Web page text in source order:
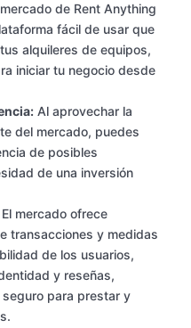
mercado de Rent Anything
fácil de usar que
alquileres de equipos,
iniciar tu negocio desde
Al aprovechar la
del mercado, puedes
de posibles
de una inversión
El mercado ofrece
transacciones y medidas
de los usuarios,
y reseñas,
para prestar y